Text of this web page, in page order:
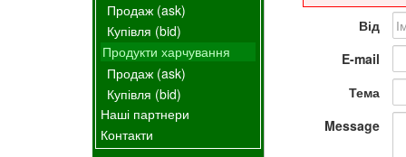
Продаж (ask)
Купівля (bid)
Продукти харчування
Продаж (ask)
Купівля (bid)
Наші партнери
Контакти
Від
E-mail
Тема
Message